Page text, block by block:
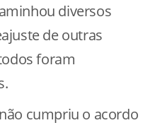
diversos
de outras
foram
cumpriu o acordo